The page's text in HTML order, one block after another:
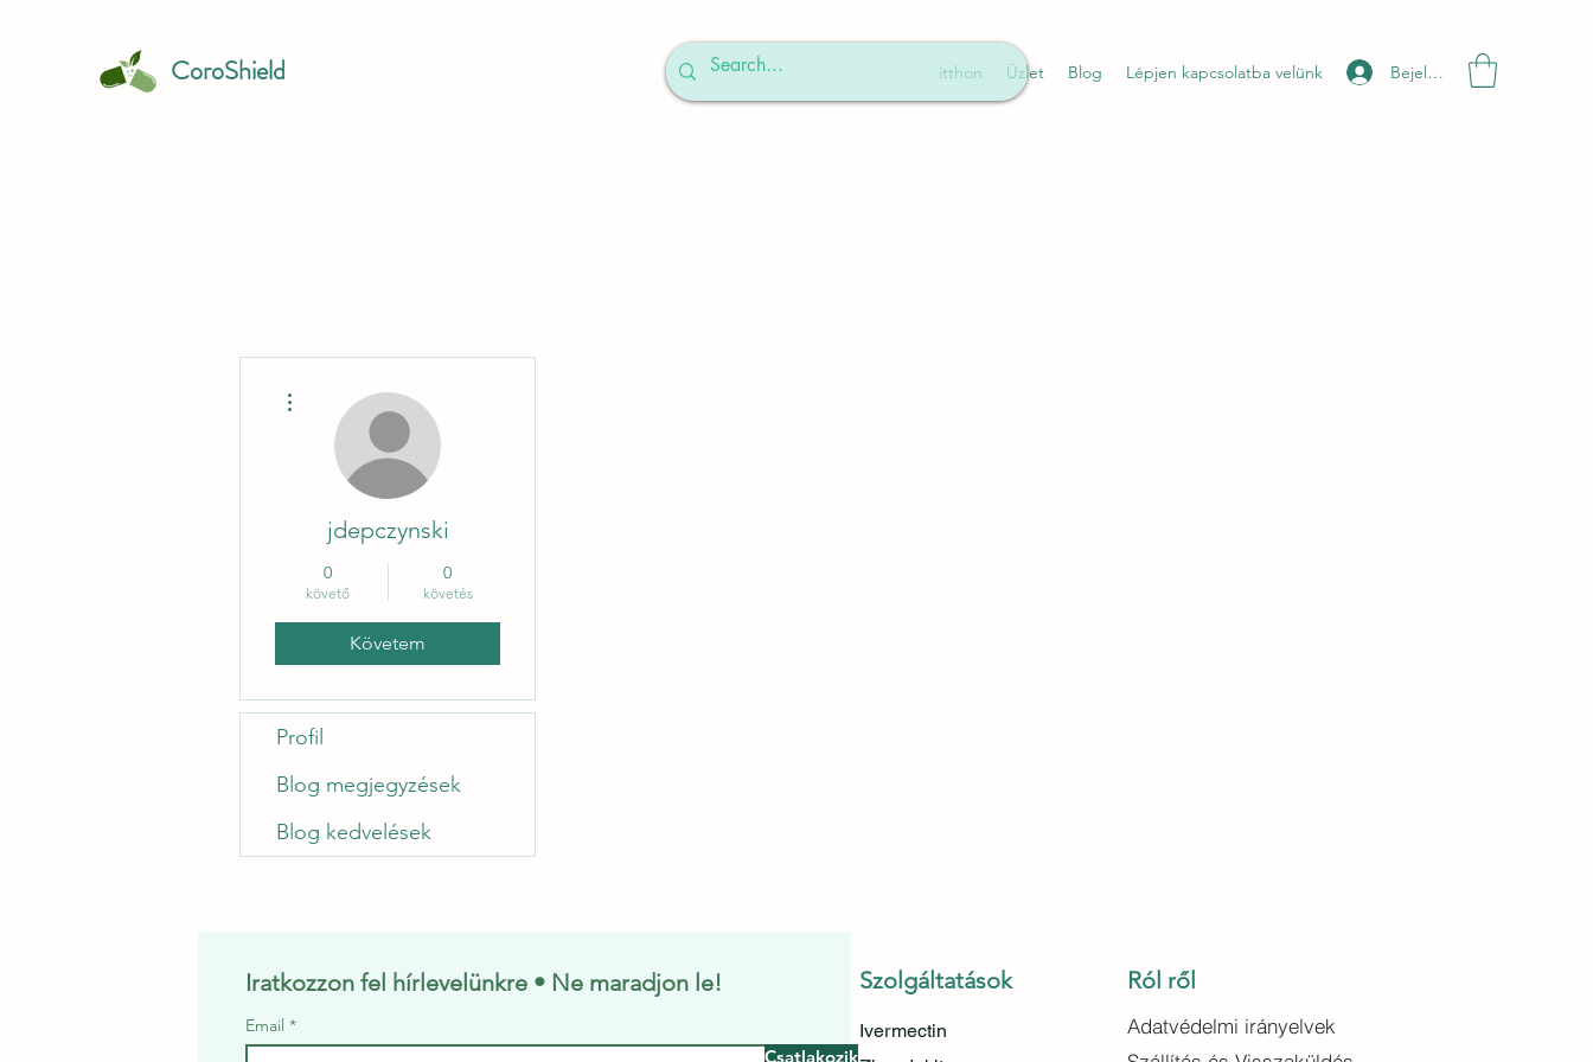
CoroShield Bejelentkezés
itthon Üzlet Blog Lépjen kapcsolatba velünk
jdepczynski
0
követő
0
követés
Követem
Profil
Blog megjegyzések
Blog kedvelések
Iratkozzon fel hírlevelünkre • Ne maradjon le!
Email
Csatlakozik
Szolgáltatások
Ivermectin
Ról ről
Adatvédelmi irányelvek